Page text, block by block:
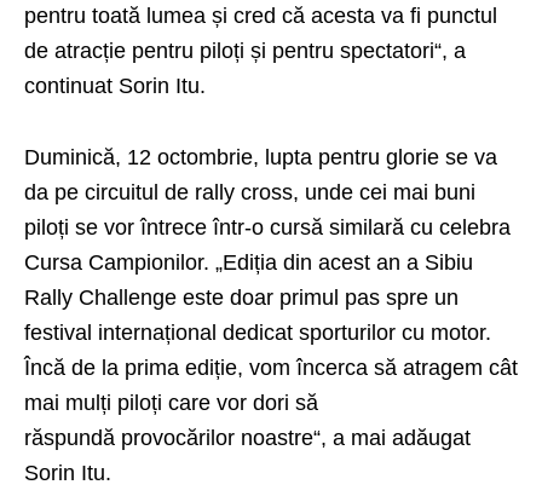
pentru toată lumea și cred că acesta va fi punctul
de atracție pentru piloți și pentru spectatori“, a
continuat Sorin Itu.
Duminică, 12 octombrie, lupta pentru glorie se va
da pe circuitul de rally cross, unde cei mai buni
piloți se vor întrece într-o cursă similară cu celebra
Cursa Campionilor. „Ediția din acest an a Sibiu
Rally Challenge este doar primul pas spre un
festival internațional dedicat sporturilor cu motor.
Încă de la prima ediție, vom încerca să atragem cât
mai mulți piloți care vor dori să
răspundă provocărilor noastre“, a mai adăugat
Sorin Itu.